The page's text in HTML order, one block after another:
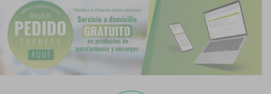
Blog
Contacto
Boletín